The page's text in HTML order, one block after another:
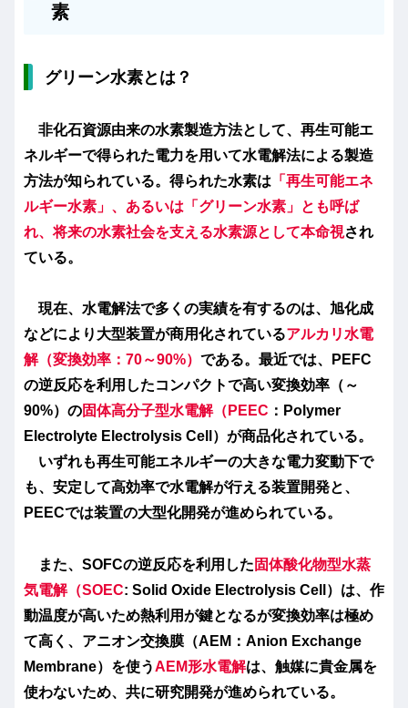
素
グリーン水素とは？
非化石資源由来の水素製造方法として、再生可能エ
ネルギーで得られた電力を用いて水電解法による製造
方法が知られている。得られた水素は 「再生可能エネ
ルギー水素」、あるいは「グリーン水素」とも呼ば
れ、将来の水素社会を支える水素源として本命視され
ている。
現在、水電解法で多くの実績を有するのは、旭化成
などにより大型装置が商用化されているアルカリ水電
解（変換効率：70～90%） である。最近では、PEFC
の逆反応を利用したコンパクトで高い変換効率（～
90%）の固体高分子型水電解（PEEC ：Polymer
Electrolyte Electrolysis Cell）が商品化されている。
いずれも再生可能エネルギーの大きな電力変動下で
も、安定して高効率で水電解が行える装置開発と、
PEECでは装置の大型化開発が進められている。
また、SOFCの逆反応を利用した 固体酸化物型水蒸
気電解（SOEC: Solid Oxide Electrolysis Cell）は、作
動温度が高いため熱利用が鍵となるが変換効率は極め
て高く、 アニオン交換膜（AEM：Anion Exchange
Membrane）を使うAEM形水電解は、触媒に貴金属を
使わないため、共に研究開発が進められている。